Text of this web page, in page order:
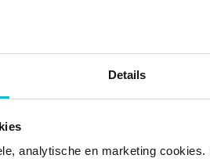
Details
analytische en marketing